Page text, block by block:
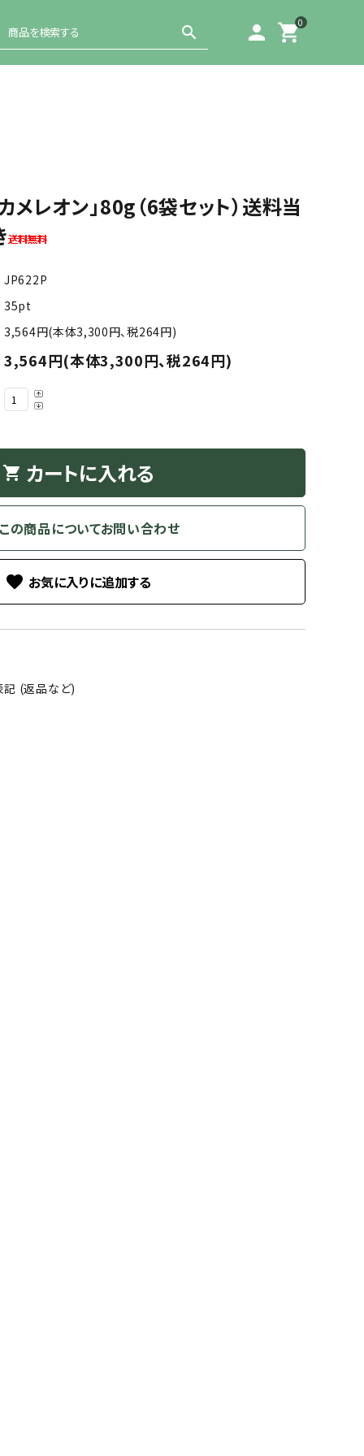
search person 0
shopping_cart
メレオン」80g（6袋セット）送料当
JP622P
35pt
3,564円(本体3,300円、税264円)
3,564円(本体3,300円、税264円)
shopping_cart カートに入れる
この商品についてお問い合わせ
favorite
記 (返品など)